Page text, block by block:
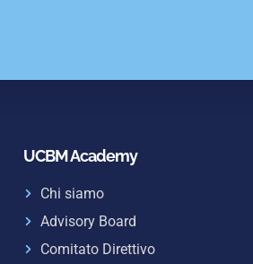
UCBM Academy
Chi siamo
Advisory Board
Comitato Direttivo